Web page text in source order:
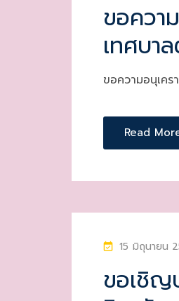
S
T
E
D
ขอควา
เทศบา
ขอความอนุเคร
Read
P
S
15 มิถุนายน
ขอเชิญ